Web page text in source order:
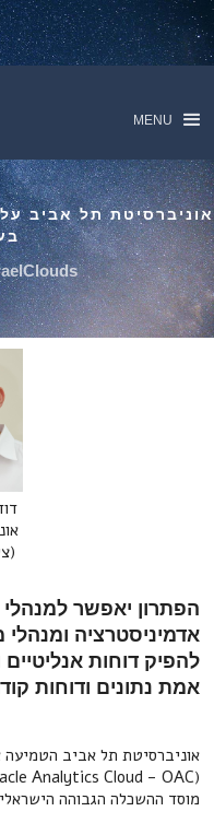
MENU
אוניברסיטת תל אביב
אדמיניסטרציה
להפיק דוחות אנליטיים
אמת נתונים ודוחות
אוניברסיטת תל אביב
מוסד ההשכלה הגבוהה